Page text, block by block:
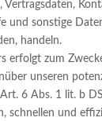
Vertragsdaten,
und sonstige
handeln.
erfolgt zum
unseren
6 Abs. 1 lit. b
schnellen und